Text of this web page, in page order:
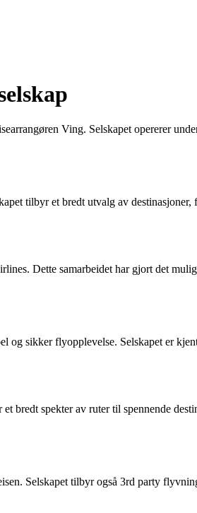
Ving. Selskapet opererer
tilbyr et bredt utvalg av
Dette samarbeidet har gjort det
sikker flyopplevelse. Selskapet er
bredt spekter av ruter til spennende
Selskapet tilbyr også 3rd party